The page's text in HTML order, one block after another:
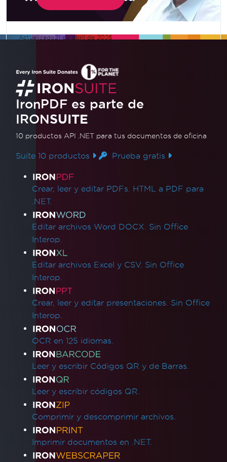
Actualizado21 de abril de 2026
Apache PDFBox para HTML a PDF
en Java
Este tutorial compara Iron PDF y Apache
PDFBox, dos bibliotecas de Java para convertir
HTML a PDF. Proporciona una guía paso a
cada biblioteca, resaltando sus características y
ventajas. Descubre cuál biblioteca se ajusta a
tus necesidades para la conversión eficiente de
HTML a PDF.
Leer más
IronPDF es parte de
IRONSUITE
10 productos API .NET para tus documentos de oficina
Suite 10 productos Prueba gratis
Enlaces de productos
Crear, leer y editar PDFs. HTML a PDF para
.NET.
Editar archivos Word DOCX. Sin Office
Interop.
Editar archivos Excel y CSV. Sin Office
Interop.
Crear, leer y editar presentaciones. Sin Office
Interop.
OCR en 125 idiomas.
Leer y escribir Códigos QR y de Barras.
Leer y escribir códigos QR.
Comprimir y descomprimir archivos.
Imprimir documentos en .NET.